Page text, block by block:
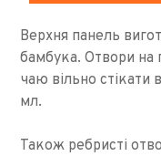
Верхня панель
бамбука. Отвори на
чаю вільно
мл.
Також ребристі